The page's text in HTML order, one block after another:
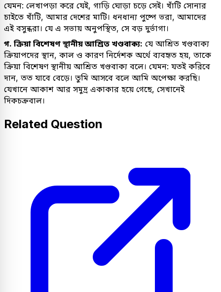
যেমন: লেখাপড়া করে যেই, গাড়ি ঘোড়া চড়ে সেই। খাঁটি সোনার
চাইতে খাঁটি, আমার দেশের মাটি। ধনধান্য পুষ্পে ভরা, আমাদের
এই বসুন্ধরা। যে এ সভায় অনুপস্থিত, সে বড় দুর্ভাগা।
গ. ক্রিয়া বিশেষণ স্থানীয় আশ্রিত খণ্ডবাক্য: যে আশ্রিত খণ্ডবাক্য
ক্রিয়াপদের স্থান, কাল ও কারণ নির্দেশক অর্থে ব্যবহৃত হয়, তাকে
ক্রিয়া বিশেষণ স্থানীয় আশ্রিত খণ্ডবাক্য বলে। যেমন: যতই করিবে
দান, তত যাবে বেড়ে। তুমি আসবে বলে আমি অপেক্ষা করছি।
যেখানে আকাশ আর সমুদ্র একাকার হয়ে গেছে, সেখানেই
দিকচক্রবাল।
Related Question